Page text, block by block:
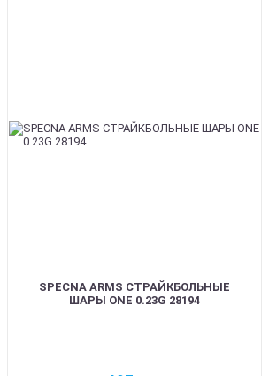
SPECNA ARMS СТРАЙКБОЛЬНЫЕ
ШАРЫ ONE 0.23G 28194